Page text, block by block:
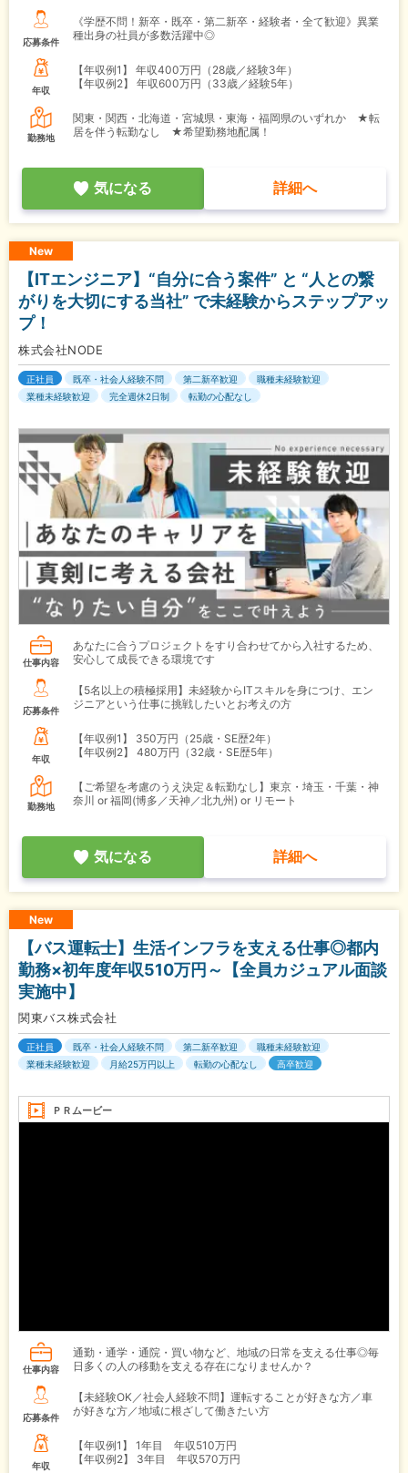
応募条件
《学歴不問！新卒・既卒・第二新卒・経験者・全て歓迎》異業
種出身の社員が多数活躍中◎
年収
【年収例1】
年収400万円（28歳／経験3年）
【年収例2】
年収600万円（33歳／経験5年）
勤務地
関東・関西・北海道・宮城県・東海・福岡県のいずれか ★転
居を伴う転勤なし ★希望勤務地配属！
気になる 詳細へ
New
【ITエンジニア】“自分に合う案件” と “人との繋
がりを大切にする当社” で未経験からステップアッ
プ！
株式会社NODE
正社員 既卒・社会人経験不問 第二新卒歓迎
職種未経験歓迎
業種未経験歓迎
完全週休2日制 転勤の心配なし
仕事内容
あなたに合うプロジェクトをすり合わせてから入社するため、
安心して成長できる環境です
応募条件
【5名以上の積極採用】未経験からITスキルを身につけ、エン
ジニアという仕事に挑戦したいとお考えの方
年収
【年収例1】
350万円（25歳・SE歴2年）
【年収例2】
480万円（32歳・SE歴5年）
勤務地
【ご希望を考慮のうえ決定＆転勤なし】東京・埼玉・千葉・神
奈川 or 福岡(博多／天神／北九州) or リモート
気になる 詳細へ
New
【バス運転士】生活インフラを支える仕事◎都内
勤務×初年度年収510万円～【全員カジュアル面談
実施中】
関東バス株式会社
正社員 既卒・社会人経験不問 第二新卒歓迎
職種未経験歓迎
業種未経験歓迎
月給25万円以上 転勤の心配なし 高卒歓迎
ＰＲムービー
仕事内容
通勤・通学・通院・買い物など、地域の日常を支える仕事◎毎
日多くの人の移動を支える存在になりませんか？
応募条件
【未経験OK／社会人経験不問】運転することが好きな方／車
が好きな方／地域に根ざして働きたい方
年収
【年収例1】
1年目 年収510万円
【年収例2】
3年目 年収570万円